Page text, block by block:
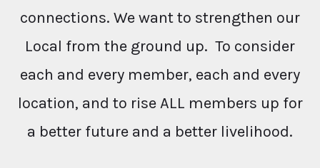
connections. We want to strengthen our
Local from the ground up. To consider
each and every member, each and every
location, and to rise ALL members up for
a better future and a better livelihood.